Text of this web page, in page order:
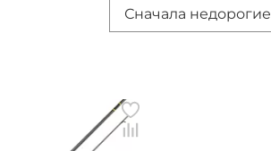
Сначала недорогие